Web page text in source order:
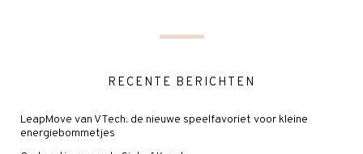
RECENTE BERICHTEN
LeapMove van VTech: de nieuwe speelfavoriet voor kleine
energiebommetjes